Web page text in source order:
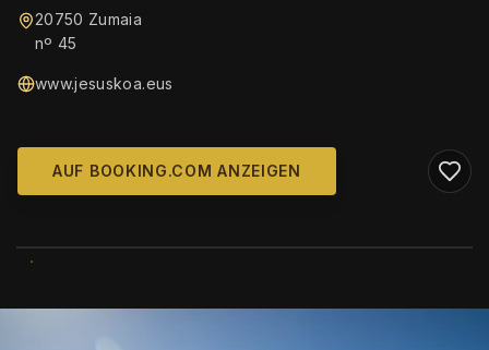
20750 Zumaia
nº 45
www.jesuskoa.eus
AUF BOOKING.COM ANZEIGEN